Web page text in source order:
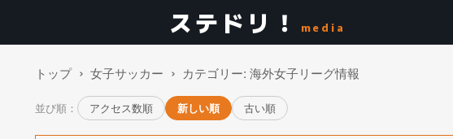
ステドリ！ media
トップ 女子サッカー カテゴリー:海外女子リーグ情報
並び順： アクセス数順 新しい順 古い順